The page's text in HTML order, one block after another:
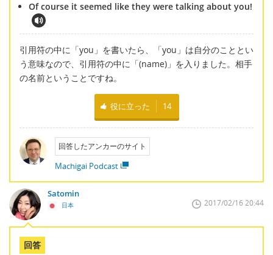
Of course it seemed like they were talking about you!
引用符の中に「you」を書いたら、「you」は自分のこととい
う意味なので、引用符の中に「(name)」を入りました。相手
の名前ということですね。
役に立った 14
回答したアンカーのサイト
Machigai Podcast
Satomin
日本 2017/02/16 20:44
回答